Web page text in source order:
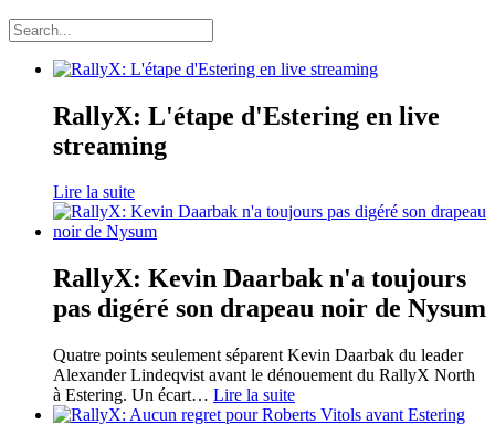
RallyX: L'étape d'Estering en live
streaming
Lire la suite
RallyX: Kevin Daarbak n'a toujours
pas digéré son drapeau noir de Nysum
Quatre points seulement séparent Kevin Daarbak du leader
Alexander Lindeqvist avant le dénouement du RallyX North
à Estering. Un écart… Lire la suite